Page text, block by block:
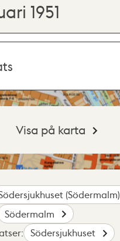
1951
Visa på karta
(Södermalm)
Södermalm
Södersjukhuset